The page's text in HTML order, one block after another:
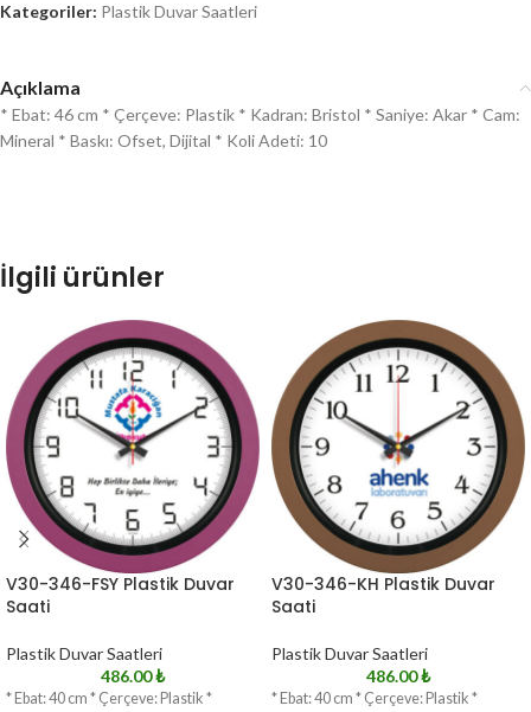
Kategoriler: Plastik Duvar Saatleri
Açıklama
* Ebat: 46 cm * Çerçeve: Plastik * Kadran: Bristol * Saniye: Akar * Cam:
Mineral * Baskı: Ofset, Dijital * Koli Adeti: 10
İlgili ürünler
V30-346-FSY Plastik Duvar
Saati
Plastik Duvar Saatleri
486.00₺
* Ebat: 40 cm * Çerçeve: Plastik *
V30-346-KH Plastik Duvar
Saati
Plastik Duvar Saatleri
486.00₺
* Ebat: 40 cm * Çerçeve: Plastik *